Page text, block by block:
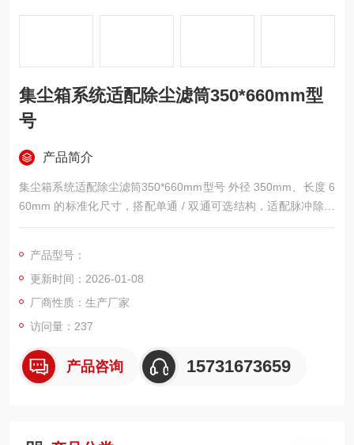
集尘箱系统适配除尘滤筒350*660mm型
号
产品简介
集尘箱系统适配除尘滤筒350*660mm型号 外径 350mm、长度 6
60mm 的标准化尺寸，搭配单通 / 双通可选结构，适配脉冲除尘
器、移动焊烟净化器、喷砂机等各类集尘设备，广泛应用于工业
尘系统稳定运行。
产品型号：
更新时间：2026-01-08
厂商性质：生产厂家
访问量：237
产品咨询 15731673659